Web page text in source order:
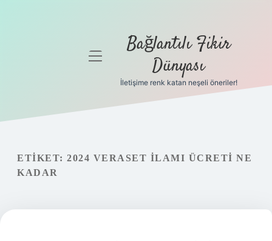
Gizlilik
Yasal Uyarı
menüyü
Bağlantılı Fikir
Dünyası
İletişime renk katan neşeli öneriler!
ETIKET: 2024 VERASET ILAMI ÜCRETI NE
KADAR